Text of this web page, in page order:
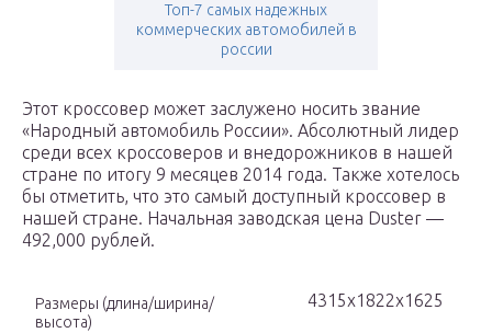
Топ-7 самых надежных
коммерческих автомобилей в
россии
Этот кроссовер может заслужено носить звание
«Народный автомобиль России». Абсолютный лидер
среди всех кроссоверов и внедорожников в нашей
стране по итогу 9 месяцев 2014 года. Также хотелось
бы отметить, что это самый доступный кроссовер в
нашей стране. Начальная заводская цена Duster —
492,000 рублей.
Размеры (длина/ширина/
высота)
4315х1822х1625